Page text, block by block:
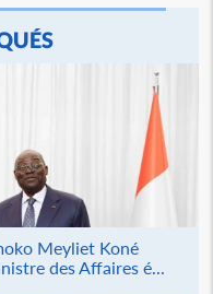
Meyliet Koné
des Affaires é...